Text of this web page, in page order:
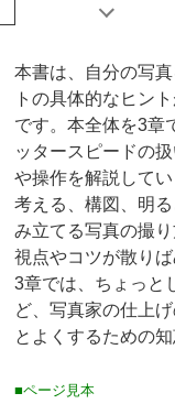
本書は、自分の写
トの具体的なヒン
です。本全体を3章
ッタースピードの
や操作を解説して
考える、構図、明
み立てる写真の撮
視点やコツが散り
3章では、ちょっと
ど、写真家の仕上
とよくするための
■ページ見本